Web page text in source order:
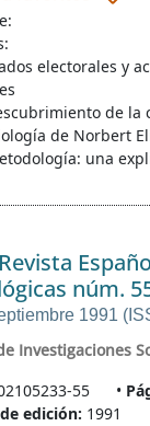
electorales y
de la
de Norbert
una
Revista
núm.
1991
Investigaciones
55
edición: 1991